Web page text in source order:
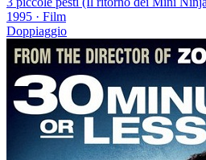
1995 · Film
Doppiaggio